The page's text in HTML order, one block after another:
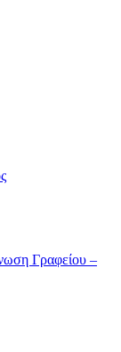
Γραφείου –